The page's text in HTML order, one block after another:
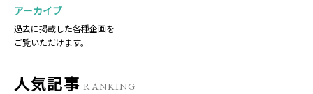
アーカイブ
過去に掲載した各種企画を
ご覧いただけます。
人気記事 RANKING